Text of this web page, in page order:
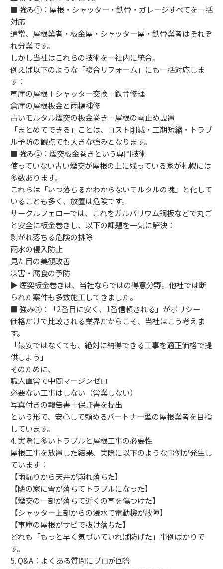
■ 強み①：屋根・シャッター・鉄骨・ガレージすべてを一括
対応
通常、屋根業者・板金屋・シャッター屋・鉄骨業者はそれぞ
れ分業です。
しかし当社はこれらの技術を一社内に統合。
例えば以下のような「複合リフォーム」にも一括対応しま
す：
車庫の屋根＋シャッター交換＋鉄骨修理
倉庫の屋根板金と雨樋補修
古いモルタル煙突の板金巻き＋屋根の雪止め設置
「まとめてできる」ことは、コスト削減・工期短縮・トラブ
ル予防の観点でも大きな強みとなります。
■ 強み②：煙突板金巻きという専門技術
使っていない古い煙突が屋根の上に残っている家が札幌には
多数あります。
これらは「いつ落ちるかわからないモルタルの塊」と化して
いることも多く、放置は危険です。
サークルフェローでは、これをガルバリウム鋼板などで丸ご
と安全に板金巻きし、以下の課題を一気に解決：
剥がれ落ちる危険の排除
雨水の侵入防止
見た目の美観改善
凍害・腐食の予防
▶︎ 煙突板金巻きは、当社ならではの得意分野。他社では断
られた案件も多数施工してきました。
■ 強み③：「2番目に安く、1番信頼される」がポリシー
価格だけで比較される業界だからこそ、当社はこう考えま
す。
「最安ではなくても、絶対に納得できる工事を適正価格で提
供しよう」
そのために、
職人直営で中間マージンゼロ
必要ない工事はしない（営業しない）
写真付きの報告書＋保証書を提出
という形で、安心して頼めるパートナー型の屋根業者を目指
しています。
4. 実際に多いトラブルと屋根工事の必要性
屋根工事を放置した結果、実際に以下のような事例が発生し
ています：
【雨漏りから天井が崩れ落ちた】
【隣の家に雪が落ちてトラブルになった】
【煙突の一部が落ちて近くの車を傷つけた】
【シャッター上部からの浸水で電動機が故障】
【車庫の屋根がサビで抜け落ちた】
どれも「もっと早く気づいていれば防げた」事例ばかりで
す。
5. Q&A：よくある質問にプロが回答